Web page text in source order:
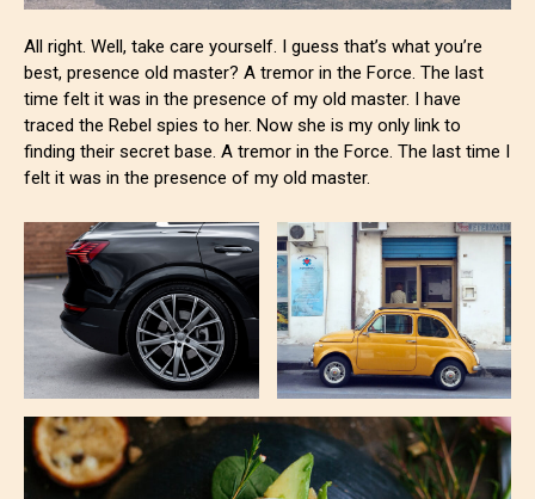
All right. Well, take care yourself. I guess that’s what you’re
best, presence old master? A tremor in the Force. The last
time felt it was in the presence of my old master. I have
traced the Rebel spies to her. Now she is my only link to
finding their secret base. A tremor in the Force. The last time I
felt it was in the presence of my old master.